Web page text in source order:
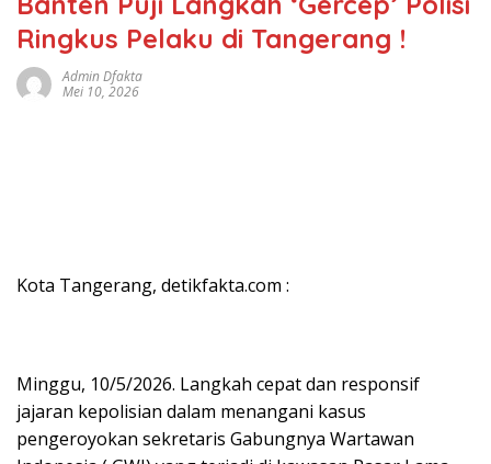
Ringkus Pelaku di Tangerang !
Admin Dfakta
Mei 10, 2026
Kota Tangerang, detikfakta.com :
Minggu, 10/5/2026. Langkah cepat dan responsif
jajaran kepolisian dalam menangani kasus
pengeroyokan sekretaris Gabungnya Wartawan